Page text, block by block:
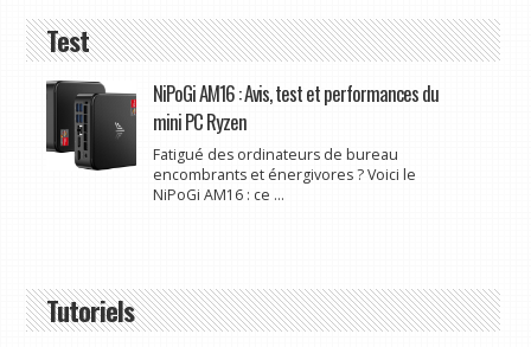
Test
NiPoGi AM16 : Avis, test et performances du
mini PC Ryzen
Fatigué des ordinateurs de bureau
encombrants et énergivores ? Voici le
NiPoGi AM16 : ce ...
Tutoriels